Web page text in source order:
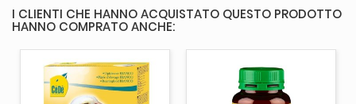
I CLIENTI CHE HANNO ACQUISTATO QUESTO PRODOTTO
HANNO COMPRATO ANCHE: